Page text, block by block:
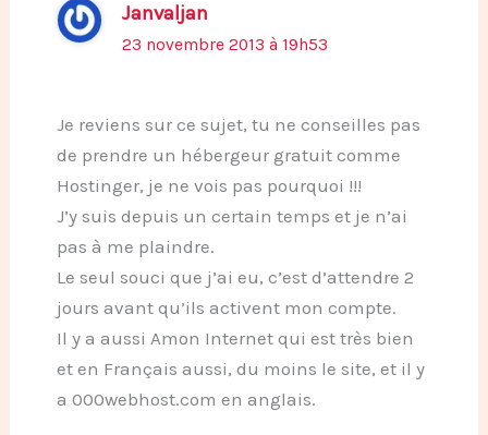
Janvaljan
23 novembre 2013 à 19h53
Je reviens sur ce sujet, tu ne conseilles pas
de prendre un hébergeur gratuit comme
Hostinger, je ne vois pas pourquoi !!!
J’y suis depuis un certain temps et je n’ai
pas à me plaindre.
Le seul souci que j’ai eu, c’est d’attendre 2
jours avant qu’ils activent mon compte.
Il y a aussi Amon Internet qui est très bien
et en Français aussi, du moins le site, et il y
a 000webhost.com en anglais.